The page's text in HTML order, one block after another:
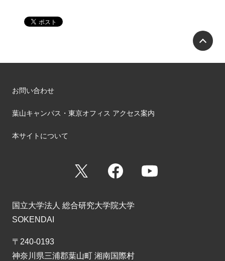
お問い合わせ
葉山キャンパス・東京オフィス アクセス案内
本サイトについて
Facebook
国立大学法人 総合研究大学院大学
SOKENDAI
〒240-0193
神奈川県三浦郡葉山町 湘南国際村